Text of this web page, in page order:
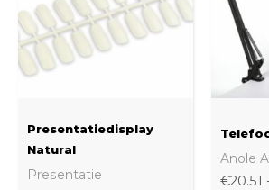
Presentatiedisplay
Natural
Presentatie
Anole
€20.51